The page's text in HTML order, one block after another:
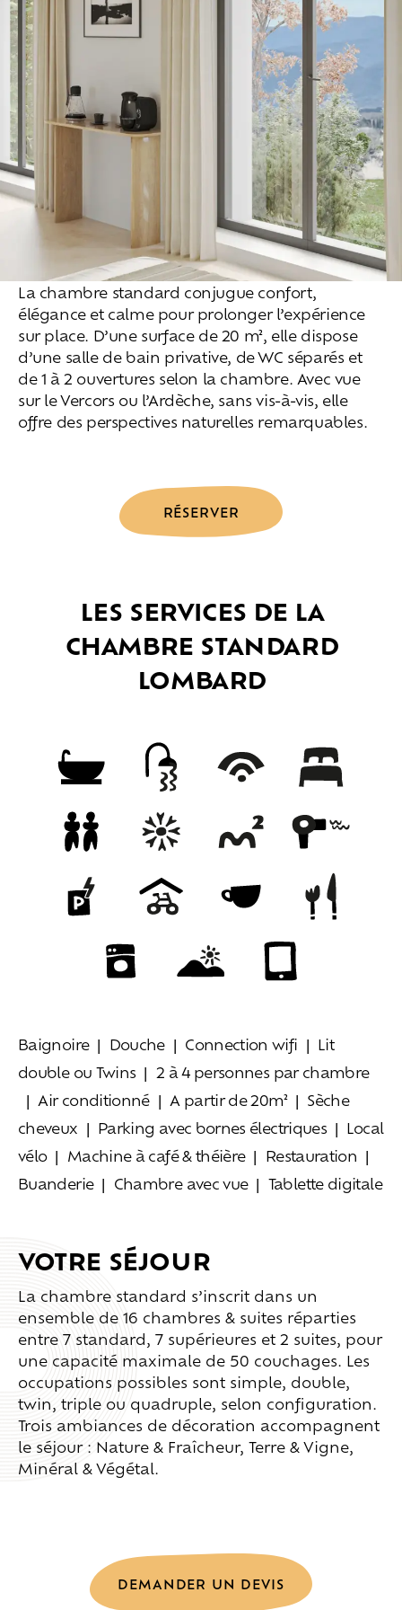
La chambre standard conjugue confort,
élégance et calme pour prolonger l’expérience
sur place. D’une surface de 20 m², elle dispose
d’une salle de bain privative, de WC séparés et
de 1 à 2 ouvertures selon la chambre. Avec vue
sur le Vercors ou l’Ardèche, sans vis-à-vis, elle
offre des perspectives naturelles remarquables.
RÉSERVER
LES SERVICES DE LA
CHAMBRE STANDARD
LOMBARD
Baignoire Douche Connection wifi
Lit
double ou Twins
2 à 4 personnes par chambre
Air conditionné
A partir de 20m²
Sèche
cheveux
Parking avec bornes électriques
Local
vélo
Machine à café & théière
Restauration
Buanderie
Chambre avec vue Tablette digitale
VOTRE SÉJOUR
La chambre standard s’inscrit dans un
ensemble de 16 chambres & suites réparties
entre 7 standard, 7 supérieures et 2 suites, pour
une capacité maximale de 50 couchages. Les
occupations possibles sont simple, double,
twin, triple ou quadruple, selon configuration.
Trois ambiances de décoration accompagnent
le séjour : Nature & Fraîcheur, Terre & Vigne,
Minéral & Végétal.
DEMANDER UN DEVIS